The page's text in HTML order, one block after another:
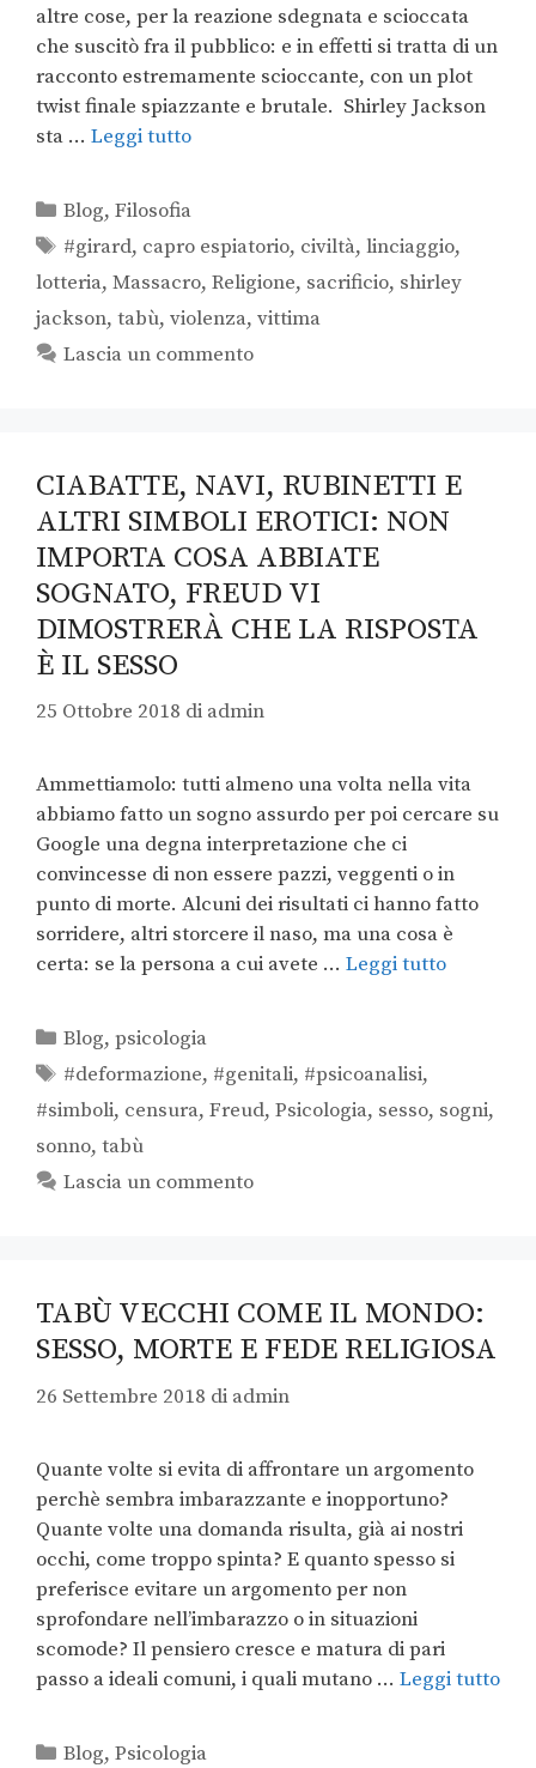
altre cose, per la reazione sdegnata e scioccata
che suscitò fra il pubblico: e in effetti si tratta di un
racconto estremamente scioccante, con un plot
twist finale spiazzante e brutale. Shirley Jackson
sta … Leggi tutto
Blog,Filosofia
#girard, capro espiatorio, civiltà,linciaggio,
lotteria, Massacro, Religione, sacrificio, shirley
jackson, tabù, violenza, vittima
Lascia un commento
CIABATTE, NAVI, RUBINETTI E
ALTRI SIMBOLI EROTICI: NON
IMPORTA COSA ABBIATE
SOGNATO, FREUD VI
DIMOSTRERÀ CHE LA RISPOSTA
È IL SESSO
25 Ottobre 2018 di admin
Ammettiamolo: tutti almeno una volta nella vita
abbiamo fatto un sogno assurdo per poi cercare su
Google una degna interpretazione che ci
convincesse di non essere pazzi, veggenti o in
punto di morte. Alcuni dei risultati ci hanno fatto
sorridere, altri storcere il naso, ma una cosa è
certa: se la persona a cui avete … Leggi tutto
Blog,psicologia
#deformazione, #genitali, #psicoanalisi,
#simboli, censura, Freud, Psicologia, sesso, sogni,
sonno, tabù
Lascia un commento
TABÙ VECCHI COME IL MONDO:
SESSO, MORTE E FEDE RELIGIOSA
26 Settembre 2018 di admin
Quante volte si evita di affrontare un argomento
perchè sembra imbarazzante e inopportuno?
Quante volte una domanda risulta, già ai nostri
occhi, come troppo spinta? E quanto spesso si
preferisce evitare un argomento per non
sprofondare nell’imbarazzo o in situazioni
scomode? Il pensiero cresce e matura di pari
passo a ideali comuni, i quali mutano … Leggi tutto
Blog,Psicologia